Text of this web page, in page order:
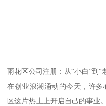
雨花区公司注册：从“小白”到“
在创业浪潮涌动的今天，许
区这片热土上开启自己的事业